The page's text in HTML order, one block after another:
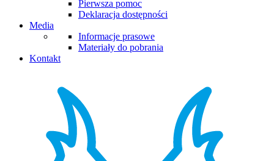
Pierwsza pomoc
Deklaracja dostępności
Media
Informacje prasowe
Materiały do pobrania
Kontakt